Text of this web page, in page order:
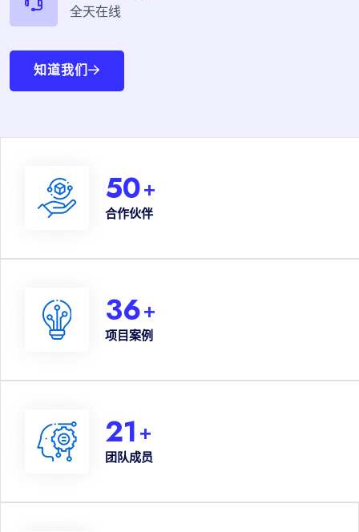
全天在线
知道我们
50+
合作伙伴
36+
项目案例
21+
团队成员